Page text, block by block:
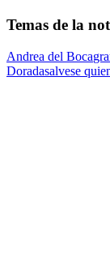
Temas de la
Andrea del Boca
Doradasalvese